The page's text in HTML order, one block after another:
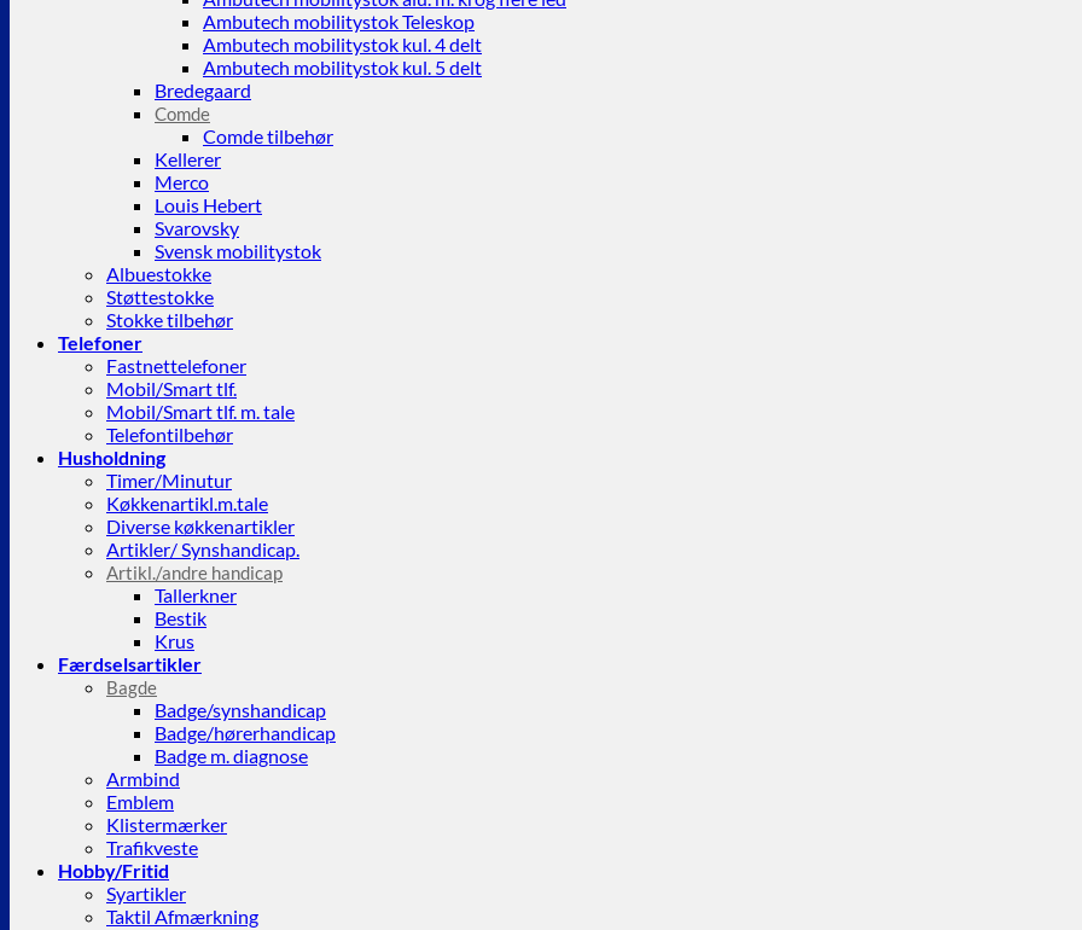
Ambutech mobilitystok Teleskop
Ambutech mobilitystok kul. 4 delt
Ambutech mobilitystok kul. 5 delt
Bredegaard
Comde
Comde tilbehør
Kellerer
Merco
Louis Hebert
Svarovsky
Svensk mobilitystok
Albuestokke
Støttestokke
Stokke tilbehør
Telefoner
Fastnettelefoner
Mobil/Smart tlf.
Mobil/Smart tlf. m. tale
Telefontilbehør
Husholdning
Timer/Minutur
Køkkenartikl.m.tale
Diverse køkkenartikler
Artikler/ Synshandicap.
Artikl./andre handicap
Tallerkner
Bestik
Krus
Færdselsartikler
Bagde
Badge/synshandicap
Badge/hørerhandicap
Badge m. diagnose
Armbind
Emblem
Klistermærker
Trafikveste
Hobby/Fritid
Syartikler
Taktil Afmærkning